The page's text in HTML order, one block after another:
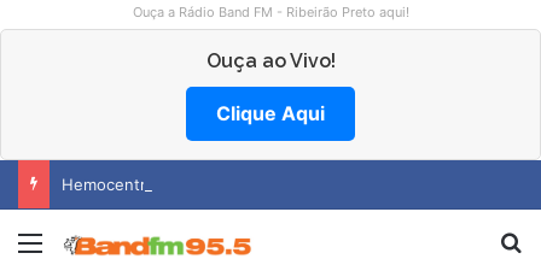
Ouça a Rádio Band FM - Ribeirão Preto aqui!
Ouça ao Vivo!
Clique Aqui
Hemocentro abre vagas na região
Menu